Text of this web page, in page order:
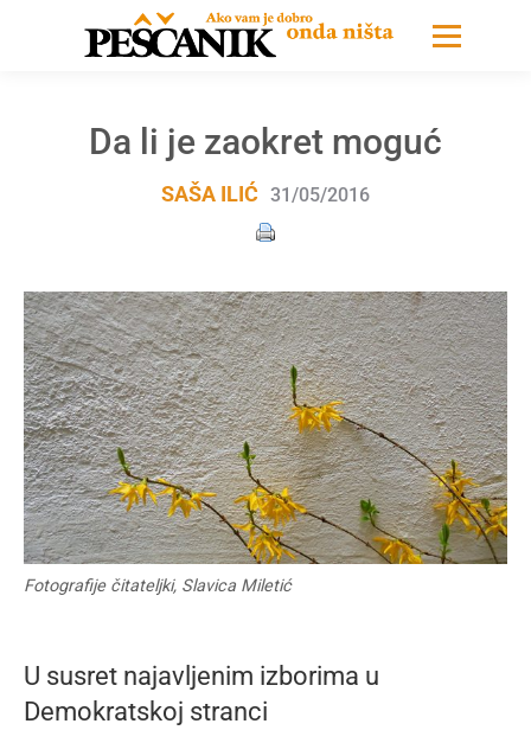
Da li je zaokret moguć
SAŠA ILIĆ 31/05/2016
Fotografije čitateljki, Slavica Miletić
U susret najavljenim izborima u
Demokratskoj stranci